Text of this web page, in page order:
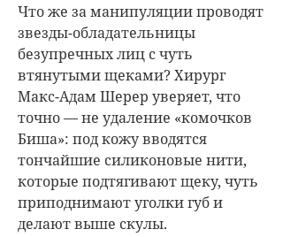
Что же за манипуляции проводят
звезды-обладательницы
безупречных лиц с чуть
втянутыми щеками? Хирург
Макс-Адам Шерер уверяет, что
точно — не удаление «комочков
Биша»: под кожу вводятся
тончайшие силиконовые нити,
которые подтягивают щеку, чуть
приподнимают уголки губ и
делают выше скулы.